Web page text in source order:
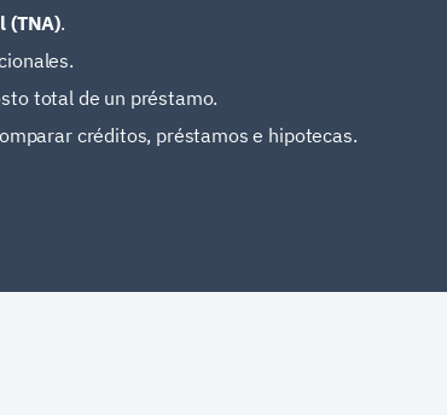
(TNA).
total de un préstamo.
créditos, préstamos e hipotecas.